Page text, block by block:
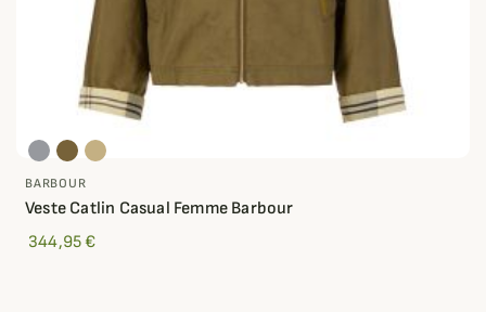
BARBOUR
Veste Catlin Casual Femme Barbour
344,95 €